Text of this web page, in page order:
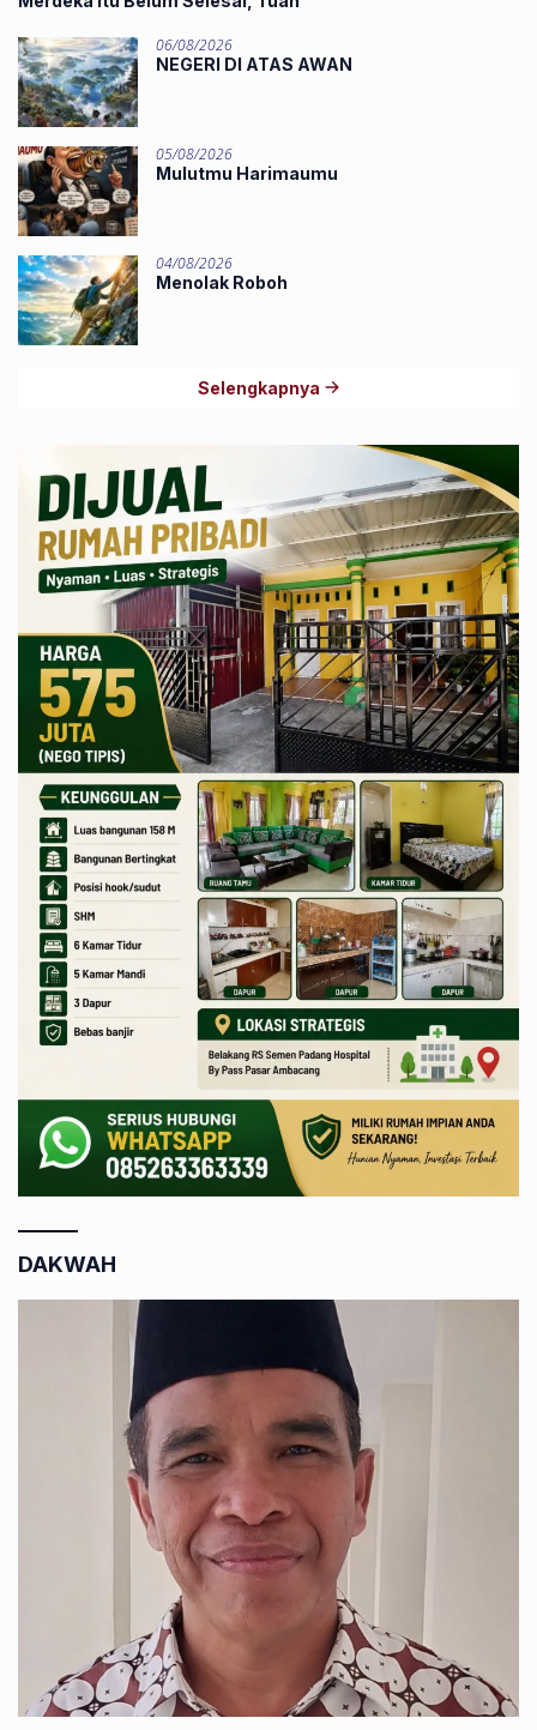
06/08/2026
NEGERI DI ATAS AWAN
05/08/2026
Mulutmu Harimaumu
04/08/2026
Menolak Roboh
Selengkapnya
DAKWAH